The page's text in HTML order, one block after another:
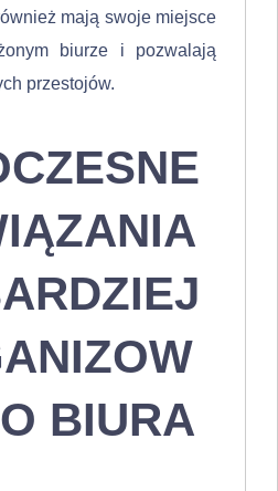
mają swoje miejsce
biurze i pozwalają
przestojów.
BIURA